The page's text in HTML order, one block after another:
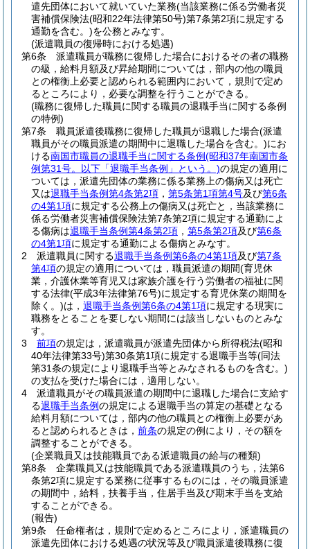
遣先団体において就いていた業務(当該業務に係る労働者災
害補償保険法(昭和22年法律第50号)第7条第2項に規定する
通勤を含む。)を公務とみなす。
(派遣職員の復帰時における処遇)
第6条
派遣職員が職務に復帰した場合におけるその者の職務
の級，給料月額及び昇給期間については，部内の他の職員
との権衡上必要と認められる範囲内において，規則で定め
るところにより，必要な調整を行うことができる。
(職務に復帰した職員に関する職員の退職手当に関する条例
の特例)
第7条
職員派遣後職務に復帰した職員が退職した場合(派遣
職員がその職員派遣の期間中に退職した場合を含む。)にお
ける南国市職員の退職手当に関する条例(昭和37年南国市条
例第31号。以下「退職手当条例」という。)の規定の適用に
ついては，派遣先団体の業務に係る業務上の傷病又は死亡
又は退職手当条例第4条第2項 ， 第5条第1項第4号及び第6条
の4第1項に規定する公務上の傷病又は死亡と，当該業務に
係る労働者災害補償保険法第7条第2項に規定する通勤によ
る傷病は退職手当条例第4条第2項 ， 第5条第2項及び第6条
の4第1項に規定する通勤による傷病とみなす。
2
派遣職員に関する退職手当条例第6条の4第1項及び第7条
第4項の規定の適用については，職員派遣の期間(育児休
業，介護休業等育児又は家族介護を行う労働者の福祉に関
する法律(平成3年法律第76号)に規定する育児休業の期間を
除く。)は， 退職手当条例第6条の4第1項に規定する現実に
職務をとることを要しない期間には該当しないものとみな
す。
3
前項の規定は，派遣職員が派遣先団体から所得税法(昭和
40年法律第33号)第30条第1項に規定する退職手当等(同法
第31条の規定により退職手当等とみなされるものを含む。)
の支払を受けた場合には，適用しない。
4
派遣職員がその職員派遣の期間中に退職した場合に支給す
る退職手当条例の規定による退職手当の算定の基礎となる
給料月額については，部内の他の職員との権衡上必要があ
ると認められるときは， 前条の規定の例により，その額を
調整することができる。
(企業職員又は技能職員である派遣職員の給与の種類)
第8条
企業職員又は技能職員である派遣職員のうち，法第6
条第2項に規定する業務に従事するものには，その職員派遣
の期間中，給料，扶養手当，住居手当及び期末手当を支給
することができる。
(報告)
第9条
任命権者は，規則で定めるところにより，派遣職員の
派遣先団体における処遇の状況等及び職員派遣後職務に復